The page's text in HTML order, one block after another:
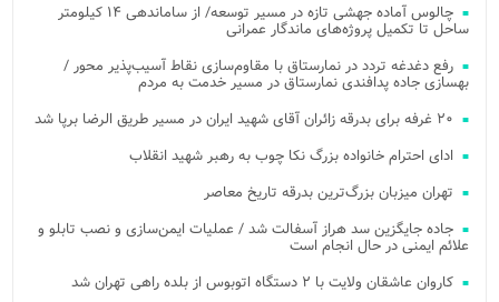
چالوس آماده جهشی تازه در مسیر توسعه/ از ساماندهی ۱۴ کیلومتر
ساحل تا تکمیل پروژه‌های ماندگار عمرانی
رفع دغدغه تردد در نمارستاق با مقاوم‌سازی نقاط آسیب‌پذیر محور /
بهسازی جاده پدافندی نمارستاق در مسیر خدمت به مردم
۲۰ غرفه برای بدرقه زائران آقای شهید ایران در مسیر طریق الرضا برپا شد
ادای احترام خانواده بزرگ نکا چوب به رهبر شهید انقلاب
تهران میزبان بزرگ‌ترین بدرقه تاریخ معاصر
جاده جایگزین سد هراز آسفالت شد / عملیات ایمن‌سازی و نصب تابلو و
علائم ایمنی در حال انجام است
کاروان عاشقان ولایت با ۲ دستگاه اتوبوس از بلده راهی تهران شد